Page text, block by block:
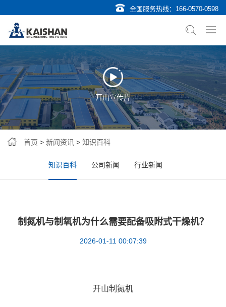
全国服务热线： 166-0570-0598
开山宣传片
首页 > 新闻资讯 > 知识百科
知识百科 公司新闻 行业新闻
制氮机与制氧机为什么需要配备吸附式干燥机？
2026-01-11 00:07:39
开山制氮机